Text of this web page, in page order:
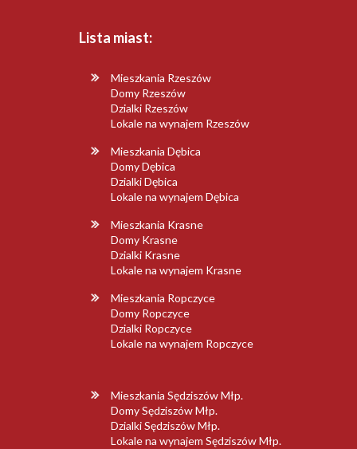
Lista miast:
Mieszkania Rzeszów
Domy Rzeszów
Dzialki Rzeszów
Lokale na wynajem Rzeszów
Mieszkania Dębica
Domy Dębica
Dzialki Dębica
Lokale na wynajem Dębica
Mieszkania Krasne
Domy Krasne
Dzialki Krasne
Lokale na wynajem Krasne
Mieszkania Ropczyce
Domy Ropczyce
Dzialki Ropczyce
Lokale na wynajem Ropczyce
Mieszkania Sędziszów Młp.
Domy Sędziszów Młp.
Dzialki Sędziszów Młp.
Lokale na wynajem Sędziszów Młp.